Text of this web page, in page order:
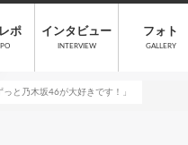
ポ インタビュー
INTERVIEW
フォト
GALLERY
と乃木坂46が大好きです！」